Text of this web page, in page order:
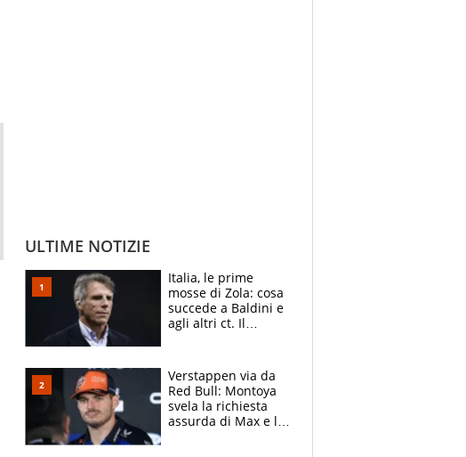
ULTIME NOTIZIE
Italia, le prime
mosse di Zola: cosa
succede a Baldini e
agli altri ct. Il
azzurri
Verstappen via da
Red Bull: Montoya
svela la richiesta
assurda di Max e lo